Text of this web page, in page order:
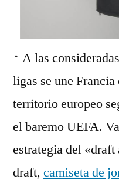
↑ A las
ligas se une
territorio europeo
el baremo UEFA.
estrategia del «draft
draft, camiseta de